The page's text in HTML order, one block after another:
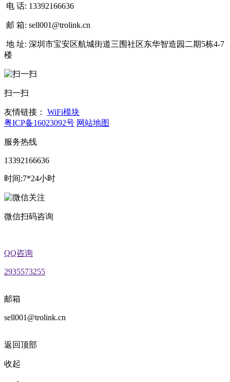
电 话: 13392166636
邮 箱: sell001@trolink.cn
地 址: 深圳市宝安区航城街道三围社区东华智造园二期5栋4-7
楼
扫一扫
友情链接：
WiFi模块
粤ICP备16023092号 网站地图
服务热线
13392166636
时间:7*24小时
微信扫码咨询
QQ咨询
2935573255
邮箱
sell001@trolink.cn
返回顶部
收起